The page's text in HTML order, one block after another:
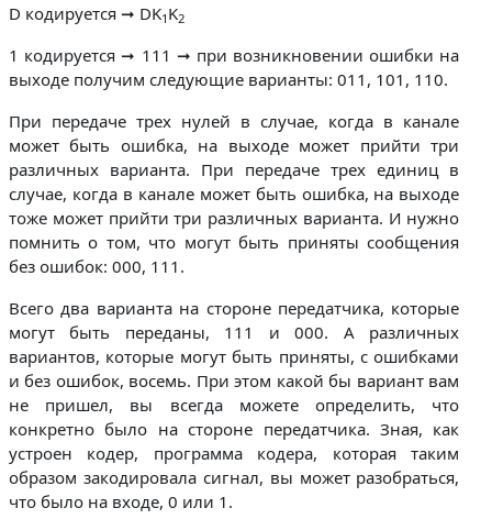
D кодируется ➞ DK1 K2
1 кодируется ➞ 111 ➞ при возникновении ошибки на
выходе получим следующие варианты: 011, 101, 110.
При передаче трех нулей в случае, когда в канале
может быть ошибка, на выходе может прийти три
различных варианта. При передаче трех единиц в
случае, когда в канале может быть ошибка, на выходе
тоже может прийти три различных варианта. И нужно
помнить о том, что могут быть приняты сообщения
без ошибок: 000, 111.
Всего два варианта на стороне передатчика, которые
могут быть переданы, 111 и 000. А различных
вариантов, которые могут быть приняты, с ошибками
и без ошибок, восемь. При этом какой бы вариант вам
не пришел, вы всегда можете определить, что
конкретно было на стороне передатчика. Зная, как
устроен кодер, программа кодера, которая таким
образом закодировала сигнал, вы может разобраться,
что было на входе, 0 или 1.